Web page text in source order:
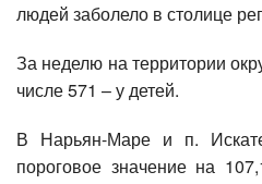
людей заболело в столице
За неделю на территории
числе 571 – у детей.
В Нарьян-Маре и п.
пороговое значение на